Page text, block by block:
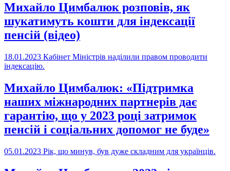
Михайло Цимбалюк розповів, як
шукатимуть кошти для індексації
пенсій (відео)
18.01.2023 Кабінет Міністрів наділили правом проводити
індексацію.
Михайло Цимбалюк: «Підтримка
наших міжнародних партнерів дає
гарантію, що у 2023 році затримок
пенсій і соціальних допомог не буде»
05.01.2023 Рік, що минув, був дуже складним для українців.